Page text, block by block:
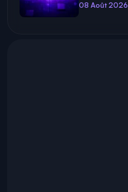
08 Août 2026